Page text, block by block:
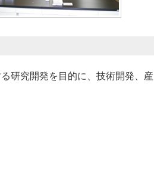
研究開発を目的に、技術開発、産